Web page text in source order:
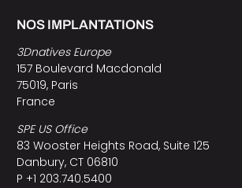
NOS IMPLANTATIONS
3Dnatives Europe
157 Boulevard Macdonald
75019, Paris
France
SPE US Office
83 Wooster Heights Road, Suite 125
Danbury, CT 06810
P +1 203.740.5400